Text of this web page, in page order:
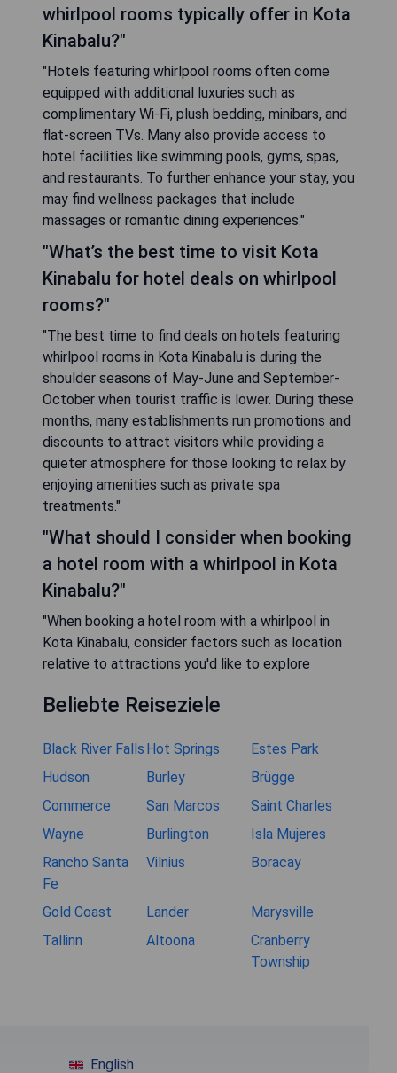
whirlpool rooms typically offer in Kota
Kinabalu?"
"Hotels featuring whirlpool rooms often come
equipped with additional luxuries such as
complimentary Wi-Fi, plush bedding, minibars, and
flat-screen TVs. Many also provide access to
hotel facilities like swimming pools, gyms, spas,
and restaurants. To further enhance your stay, you
may find wellness packages that include
massages or romantic dining experiences."
"What’s the best time to visit Kota
Kinabalu for hotel deals on whirlpool
rooms?"
"The best time to find deals on hotels featuring
whirlpool rooms in Kota Kinabalu is during the
shoulder seasons of May-June and September-
October when tourist traffic is lower. During these
months, many establishments run promotions and
discounts to attract visitors while providing a
quieter atmosphere for those looking to relax by
enjoying amenities such as private spa
treatments."
"What should I consider when booking
a hotel room with a whirlpool in Kota
Kinabalu?"
"When booking a hotel room with a whirlpool in
Kota Kinabalu, consider factors such as location
relative to attractions you'd like to explore
Beliebte Reiseziele
Black River Falls Hot Springs
Estes Park
Hudson
Burley
Brügge
Commerce
San Marcos
Saint Charles
Wayne
Burlington
Isla Mujeres
Rancho Santa
Fe
Vilnius Boracay
Gold Coast Lander
Marysville
Tallinn
Altoona
Cranberry
Township
English